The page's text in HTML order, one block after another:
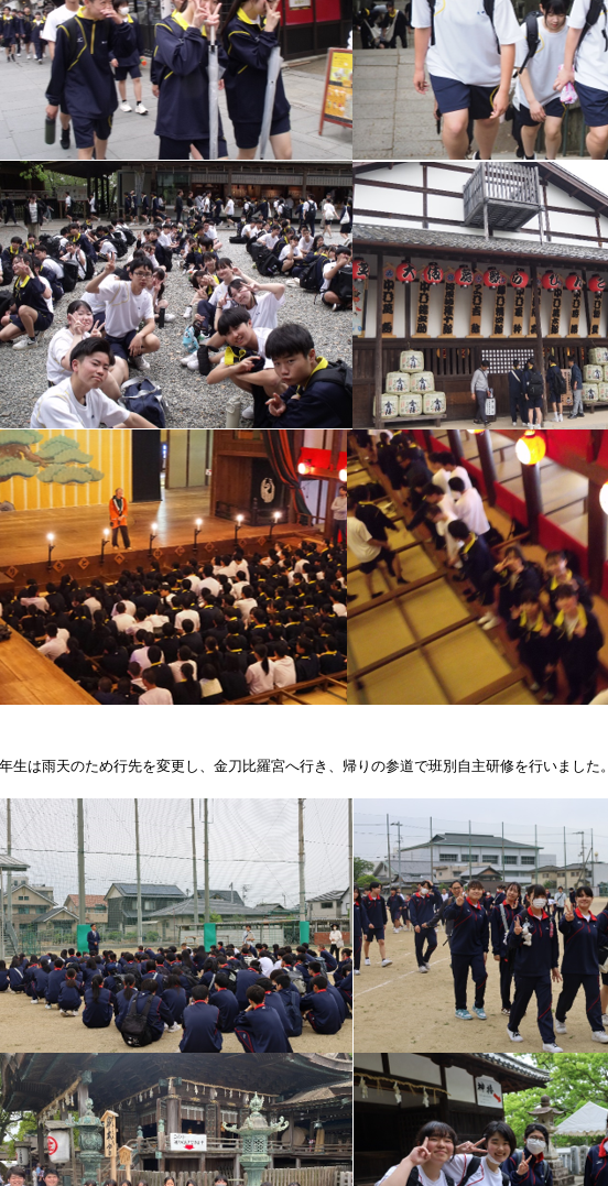
生は雨天のため行先を変更し、金刀比羅宮へ行き、帰りの参道で班別自主研修を行いました。